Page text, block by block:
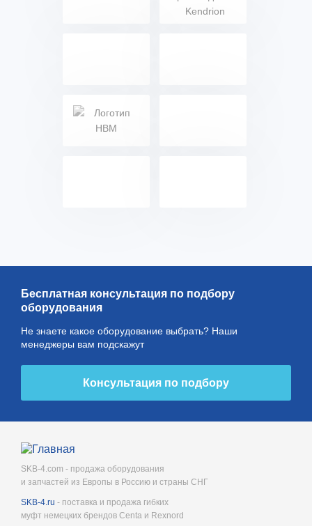
Бесплатная консультация по подбору
оборудования
Не знаете какое оборудование выбрать? Наши
менеджеры вам подскажут
Консультация по подбору
SKB-4.com - продажа оборудования
и запчастей из Европы в Россию и страны СНГ
SKB-4.ru - поставка и продажа гибких
муфт немецких брендов Centa и Rexnord